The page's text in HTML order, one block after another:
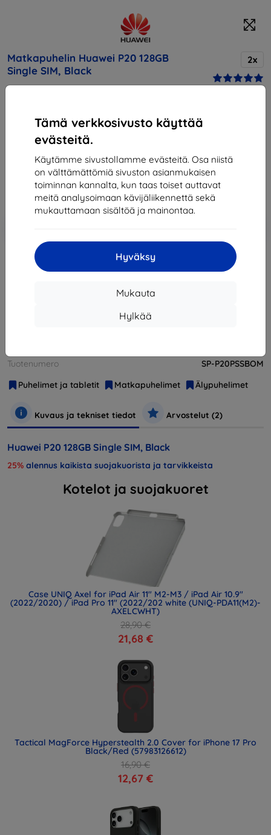
Tämä verkkosivusto käyttää
evästeitä.
Käytämme sivustollamme evästeitä. Osa niistä
on välttämättömiä sivuston asianmukaisen
toiminnan kannalta, kun taas toiset auttavat
meitä analysoimaan kävijäliikennettä sekä
mukauttamaan sisältöä ja mainontaa.
Hyväksy
Mukauta
Hylkää
Matkapuhelin Huawei P20 128GB
Single SIM, Black
2x
lisävarusteista!
410,90 €
369,81 €
Tuotenumero
SP-P20PSSBOM
Puhelimet ja tabletit
Matkapuhelimet Älypuhelimet
Kuvaus ja tekniset tiedot Arvostelut (2)
Huawei P20 128GB Single SIM, Black
25% alennus kaikista suojakuorista ja tarvikkeista
Kotelot ja suojakuoret
Case UNIQ Axel for iPad Air 11" M2-M3 / iPad Air 10.9"
(2022/2020) / iPad Pro 11" (2022/202 white (UNIQ-PDA11(M2)-
AXELCWHT)
28,90 €
21,68 €
Tactical MagForce Hyperstealth 2.0 Cover for iPhone 17 Pro
Black/Red (57983126612)
16,90 €
12,67 €